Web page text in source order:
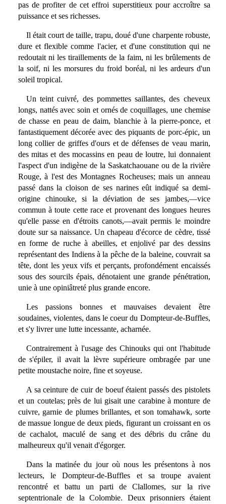
pas de profiter de cet effroi superstitieux pour accroître sa
puissance et ses richesses.
Il était court de taille, trapu, doué d'une charpente robuste,
dure et flexible comme l'acier, et d'une constitution qui ne
redoutait ni les tiraillements de la faim, ni les brûlements de
la soif, ni les morsures du froid boréal, ni les ardeurs d'un
soleil tropical.
Un teint cuivré, des pommettes saillantes, des cheveux
longs, nattés avec soin et ornés de coquillages, une chemise
de chasse en peau de daim, blanchie à la pierre-ponce, et
fantastiquement décorée avec des piquants de porc-épic, un
long collier de griffes d'ours et de défenses de veau marin,
des mitas et des mocassins en peau de loutre, lui donnaient
l'aspect d'un indigène de la Saskatchaouane ou de la rivière
Rouge, à l'est des Montagnes Rocheuses; mais un anneau
passé dans la cloison de ses narines eût indiqué sa demi-
origine chinouke, si la déviation de ses jambes,—vice
commun à toute cette race et provenant des longues heures
qu'elle passe en d'étroits canots,—avait permis le moindre
doute sur sa naissance. Un chapeau d'écorce de cèdre, tissé
en forme de ruche à abeilles, et enjolivé par des dessins
représentant des Indiens à la pêche de la baleine, couvrait sa
tête, dont les yeux vifs et perçants, profondément encaissés
sous des sourcils épais, dénotaient une grande pénétration,
unie à une opiniâtreté plus grande encore.
Les passions bonnes et mauvaises devaient être
soudaines, violentes, dans le coeur du Dompteur-de-Buffles,
et s'y livrer une lutte incessante, acharnée.
Contrairement à l'usage des Chinouks qui ont l'habitude
de s'épiler, il avait la lèvre supérieure ombragée par une
petite moustache noire, fine et soyeuse.
A sa ceinture de cuir de boeuf étaient passés des pistolets
et un coutelas; près de lui gisait une carabine à monture de
cuivre, garnie de plumes brillantes, et son tomahawk, sorte
de massue longue de deux pieds, figurant un croissant en os
de cachalot, maculé de sang et des débris du crâne du
malheureux qu'il venait d'égorger.
Dans la matinée du jour où nous les présentons à nos
lecteurs, le Dompteur-de-Buffles et sa troupe avaient
rencontré et battu un parti de Clallomes, sur la rive
septentrionale de la Colombie. Deux prisonniers étaient